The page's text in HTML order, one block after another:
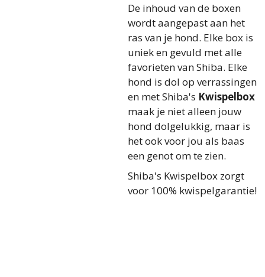
De inhoud van de boxen
wordt aangepast aan het
ras van je hond. Elke box is
uniek en gevuld met alle
favorieten van Shiba. Elke
hond is dol op verrassingen
en met Shiba's Kwispelbox
maak je niet alleen jouw
hond dolgelukkig, maar is
het ook voor jou als baas
een genot om te zien.
Shiba's Kwispelbox zorgt
voor 100% kwispelgarantie!